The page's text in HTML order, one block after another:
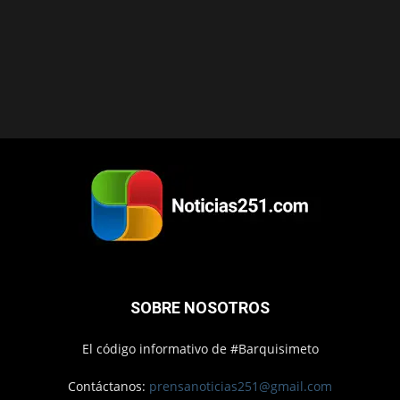
SOBRE NOSOTROS
El código informativo de #Barquisimeto
Contáctanos: prensanoticias251@gmail.com